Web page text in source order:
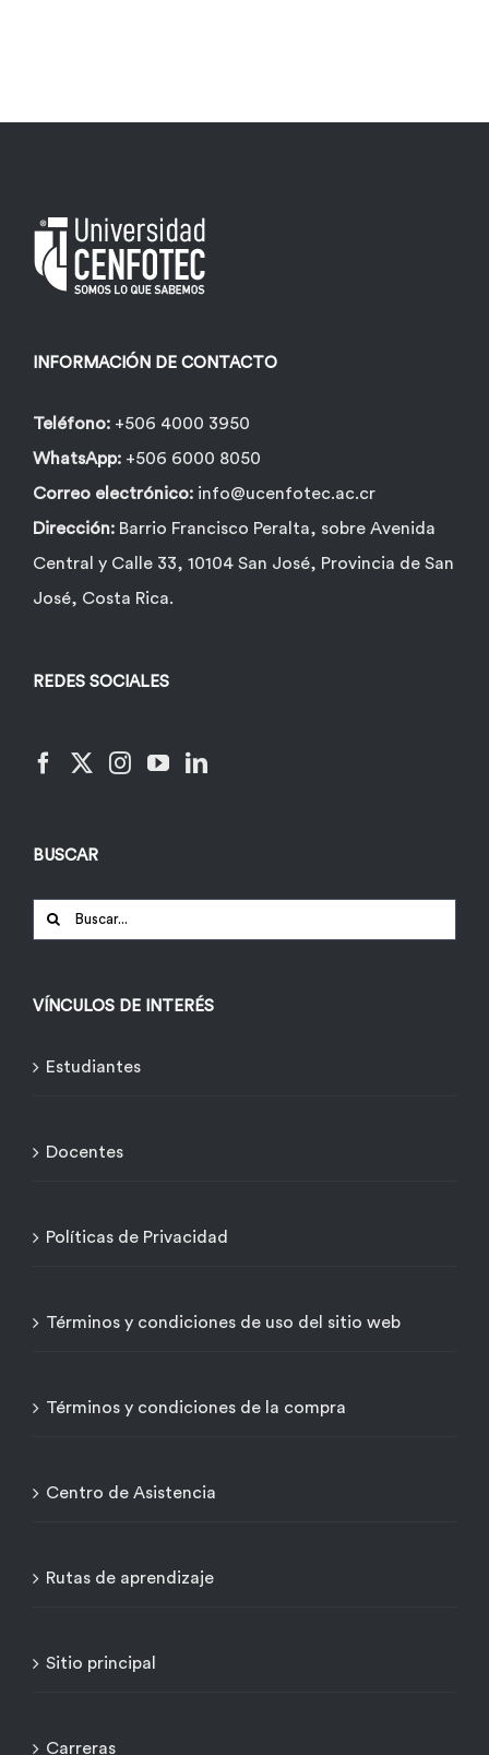
INFORMACIÓN DE CONTACTO
Teléfono: +506 4000 3950
WhatsApp: +506 6000 8050
Correo electrónico: info@ucenfotec.ac.cr
Dirección: Barrio Francisco Peralta, sobre Avenida
Central y Calle 33, 10104 San José, Provincia de San
José, Costa Rica.
REDES SOCIALES
BUSCAR
Buscar:
VÍNCULOS DE INTERÉS
Estudiantes
Docentes
Políticas de Privacidad
Términos y condiciones de uso del sitio web
Términos y condiciones de la compra
Centro de Asistencia
Rutas de aprendizaje
Sitio principal
Carreras